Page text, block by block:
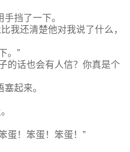
挡了一下。
我还清楚他对我说了什么，
。”
的话也会有人信？你真是个
起来。
蛋！笨蛋！笨蛋！”